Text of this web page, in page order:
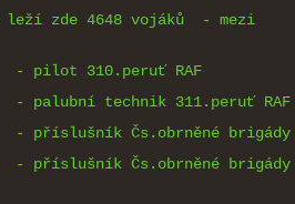
leží zde 4648 vojáků - mezi
310.peruť RAF
technik 311.peruť RAF
příslušník Čs.obrněné brigády
- příslušník Čs.obrněné brigády